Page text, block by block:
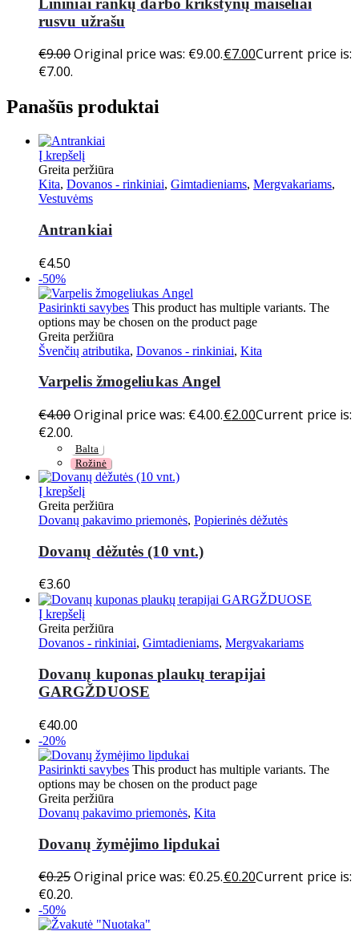
rusvu užrašu
€9.00Original price was: €9.00.€7.00Current price is:
€7.00.
Panašūs produktai
Į krepšelį
Greita peržiūra
Kita, Dovanos - rinkiniai, Gimtadieniams, Mergvakariams,
Vestuvėms
Antrankiai
€4.50
-50%
Pasirinkti savybes This product has multiple variants. The
options may be chosen on the product page
Greita peržiūra
Švenčių atributika, Dovanos - rinkiniai, Kita
Varpelis žmogeliukas Angel
€4.00Original price was: €4.00.€2.00Current price is:
€2.00.
Balta
Rožinė
Į krepšelį
Greita peržiūra
Dovanų pakavimo priemonės, Popierinės dėžutės
Dovanų dėžutės (10 vnt.)
€3.60
Į krepšelį
Greita peržiūra
Dovanos - rinkiniai, Gimtadieniams, Mergvakariams
Dovanų kuponas plaukų terapijai
GARGŽDUOSE
€40.00
-20%
Pasirinkti savybes This product has multiple variants. The
options may be chosen on the product page
Greita peržiūra
Dovanų pakavimo priemonės, Kita
Dovanų žymėjimo lipdukai
€0.25Original price was: €0.25.€0.20Current price is:
€0.20.
-50%